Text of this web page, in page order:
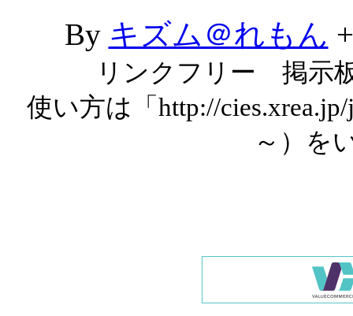
By キズム＠れもん
リンクフリー 掲示
使い方は「http://
～）を